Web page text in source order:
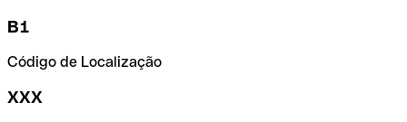
B1
Código de Localização
XXX